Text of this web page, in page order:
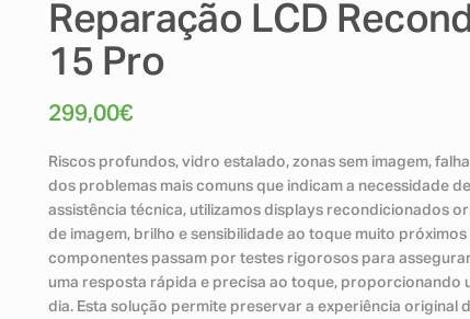
Reparação LCD
15 Pro
299,00€
Riscos profundos, vidro estalado, zonas sem imagem,
dos problemas mais comuns que indicam a necessidade
assistência técnica, utilizamos displays recondicionados
de imagem, brilho e sensibilidade ao toque muito
componentes passam por testes rigorosos para
uma resposta rápida e precisa ao toque, proporcionando
dia. Esta solução permite preservar a experiência original